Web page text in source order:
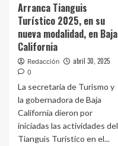
Arranca Tianguis
Turístico 2025, en su
nueva modalidad, en Baja
California
Redacción abril 30, 2025
0
La secretaria de Turismo y
la gobernadora de Baja
California dieron por
iniciadas las actividades del
Tianguis Turístico en el...